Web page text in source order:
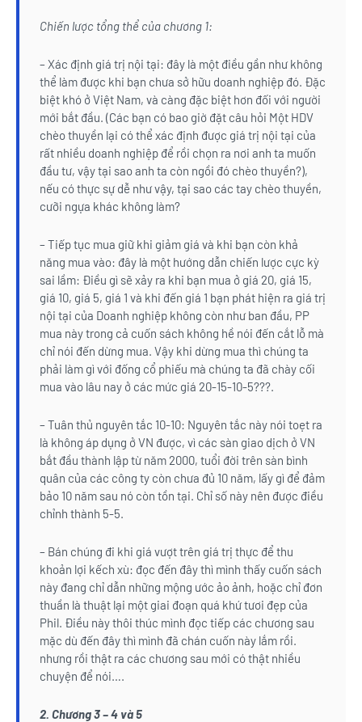
Chiến lược tổng thể của chương 1:
– Xác định giá trị nội tại: đây là một điều gần như không
thể làm được khi bạn chưa sở hữu doanh nghiệp đó. Đặc
biệt khó ở Việt Nam, và càng đặc biệt hơn đối với người
mới bắt đầu. (Các bạn có bao giờ đặt câu hỏi Một HDV
chèo thuyền lại có thể xác định được giá trị nội tại của
rất nhiều doanh nghiệp để rồi chọn ra nơi anh ta muốn
đầu tư, vậy tại sao anh ta còn ngồi đó chèo thuyền?),
nếu có thực sự dễ như vậy, tại sao các tay chèo thuyền,
cưỡi ngựa khác không làm?
– Tiếp tục mua giữ khi giảm giá và khi bạn còn khả
năng mua vào: đây là một hướng dẫn chiến lược cực kỳ
sai lầm: Điều gì sẽ xảy ra khi bạn mua ở giá 20, giá 15,
giá 10, giá 5, giá 1 và khi đến giá 1 bạn phát hiện ra giá trị
nội tại của Doanh nghiệp không còn như ban đầu, PP
mua này trong cả cuốn sách không hề nói đến cắt lỗ mà
chỉ nói đến dừng mua. Vậy khi dừng mua thì chúng ta
phải làm gì với đống cổ phiếu mà chúng ta đã chày cối
mua vào lâu nay ở các mức giá 20-15-10-5???.
– Tuân thủ nguyên tắc 10-10: Nguyên tắc này nói toẹt ra
là không áp dụng ở VN được, vì các sàn giao dịch ở VN
bắt đầu thành lập từ năm 2000, tuổi đời trên sàn bình
quân của các công ty còn chưa đủ 10 năm, lấy gì để đảm
bảo 10 năm sau nó còn tồn tại. Chỉ số này nên được điều
chỉnh thành 5-5.
– Bán chúng đi khi giá vượt trên giá trị thực để thu
khoản lợi kếch xù: đọc đến đây thì mình thấy cuốn sách
này đang chỉ dẫn những mộng ước ảo ảnh, hoặc chỉ đơn
thuần là thuật lại một giai đoạn quá khứ tươi đẹp của
Phil. Điều này thôi thúc mình đọc tiếp các chương sau
mặc dù đến đây thì mình đã chán cuốn này lắm rồi.
nhưng rồi thật ra các chương sau mới có thật nhiều
chuyện để nói….
2. Chương 3 – 4 và 5